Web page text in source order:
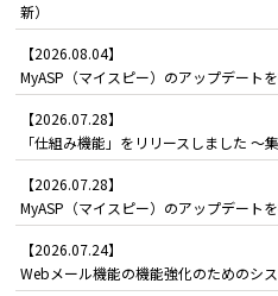
新）
【2026.08.04】
MyASP（マイスピー）のアップデートを
【2026.07.28】
「仕組み機能」をリリースしました
【2026.07.28】
MyASP（マイスピー）のアップデートを
【2026.07.24】
Webメール機能の機能強化のためのシ